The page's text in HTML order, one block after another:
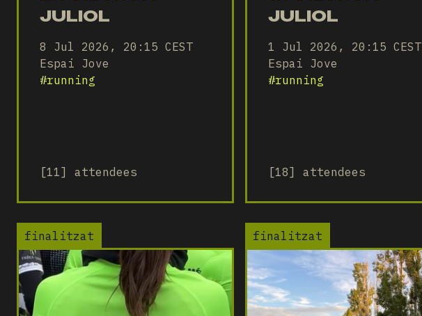
JULIOL
8 Jul 2026, 20:15 CEST
Espai Jove
#running
[11] attendees
JULIOL
1 Jul 2026, 20:15 CEST
Espai Jove
#running
[18] attendees
finalitzat finalitzat